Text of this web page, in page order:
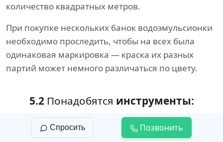
количество квадратных метров.
При покупке нескольких банок водоэмульсионки
необходимо проследить, чтобы на всех была
одинаковая маркировка — краска их разных
партий может немного различаться по цвету.
5.2Понадобятся инструменты:
широкий шпатель;
Спросить Позвонить